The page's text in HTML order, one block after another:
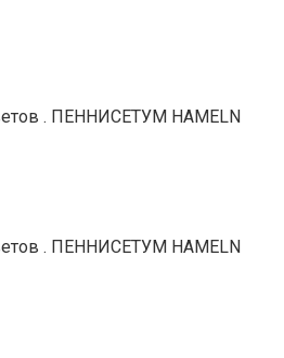
. ПЕННИСЕТУМ HAMELN
. ПЕННИСЕТУМ HAMELN